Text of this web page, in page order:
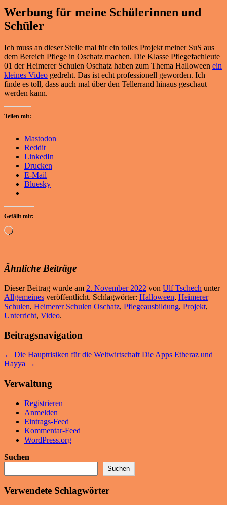
Werbung für meine Schülerinnen und
Schüler
Ich muss an dieser Stelle mal für ein tolles Projekt meiner SuS aus
dem Bereich Pflege in Oschatz machen. Die Klasse Pflegefachleute
01 der Heimerer Schulen Oschatz haben zum Thema Halloween ein
kleines Video gedreht. Das ist echt professionell geworden. Ich
finde es toll, dass auch mal über den Tellerrand hinaus geschaut
werden kann.
Teilen mit:
Mastodon
Reddit
LinkedIn
Drucken
E-Mail
Bluesky
Gefällt mir:
Wird
Ähnliche Beiträge
Dieser Beitrag wurde am 2. November 2022 von Ulf Tschech unter
Allgemeines veröffentlicht. Schlagwörter: Halloween, Heimerer
Schulen, Heimerer Schulen Oschatz, Pflegeausbildung, Projekt,
Unterricht, Video.
Beitragsnavigation
← Die Hauptrisiken für die Weltwirtschaft Die Apps Etheraz und
Hayya →
Verwaltung
Registrieren
Anmelden
Eintrags-Feed
Kommentar-Feed
WordPress.org
Suchen
Suchen
Verwendete Schlagwörter